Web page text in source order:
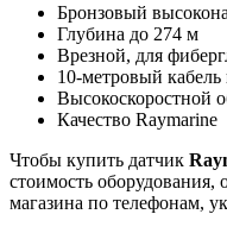
Бронзовый
Глубина до 274 м
Врезной, для
10-метровый кабель
Высокоскоростной
Качество Raymarine
Чтобы купить датчик
стоимость
магазина по телефонам,